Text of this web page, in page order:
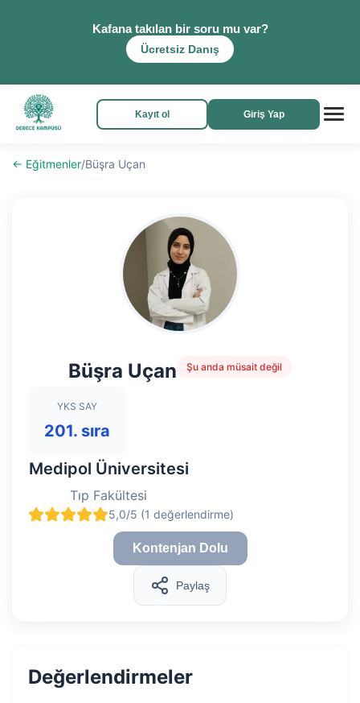
Kafana takılan bir soru mu var?
Ücretsiz Danış
Kayıt ol Giriş Yap
← Eğitmenler/Büşra Uçan
Büşra Uçan Şu anda müsait değil
YKS SAY
201. sıra
Medipol Üniversitesi
Tıp Fakültesi
5,0/5 (1 değerlendirme)
Kontenjan Dolu
Paylaş
Değerlendirmeler